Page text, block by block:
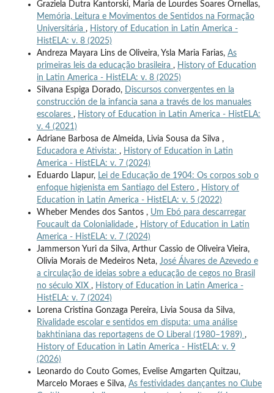
Graziela Dutra Kantorski, Maria de Lourdes Soares Ornellas,
Memória, Leitura e Movimentos de Sentidos na Formação
Universitária , History of Education in Latin America -
HistELA: v. 8 (2025)
Andreza Mayara Lins de Oliveira, Ysla Maria Farias, As
primeiras leis da educação brasileira , History of Education
in Latin America - HistELA: v. 8 (2025)
Silvana Espiga Dorado, Discursos convergentes en la
construcción de la infancia sana a través de los manuales
escolares , History of Education in Latin America - HistELA:
v. 4 (2021)
Adriane Barbosa de Almeida, Livia Sousa da Silva ,
Educadora e Ativista: , History of Education in Latin
America - HistELA: v. 7 (2024)
Eduardo Llapur, Lei de Educação de 1904: Os corpos sob o
enfoque higienista em Santiago del Estero , History of
Education in Latin America - HistELA: v. 5 (2022)
Wheber Mendes dos Santos , Um Ebó para descarregar
Foucault da Colonialidade , History of Education in Latin
America - HistELA: v. 7 (2024)
Jammerson Yuri da Silva, Arthur Cassio de Oliveira Vieira,
Olivia Morais de Medeiros Neta, José Álvares de Azevedo e
a circulação de ideias sobre a educação de cegos no Brasil
no século XIX , History of Education in Latin America -
HistELA: v. 7 (2024)
Lorena Cristina Gonzaga Pereira, Livia Sousa da Silva,
Rivalidade escolar e sentidos em disputa: uma análise
bakhtiniana das reportagens de O Liberal (1980–1989) ,
History of Education in Latin America - HistELA: v. 9
(2026)
Leonardo do Couto Gomes, Evelise Amgarten Quitzau,
Marcelo Moraes e Silva, As festividades dançantes no Clube